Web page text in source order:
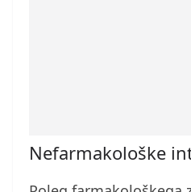
Nefarmakološke